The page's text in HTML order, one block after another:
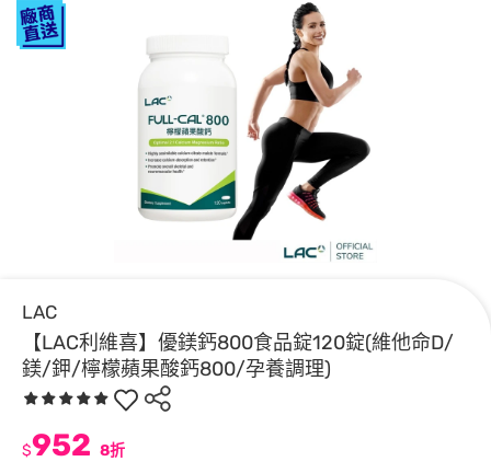
LAC
【LAC利維喜】優鎂鈣800食品錠120錠(維他命D/
鎂/鉀/檸檬蘋果酸鈣800/孕養調理)
$952 8折